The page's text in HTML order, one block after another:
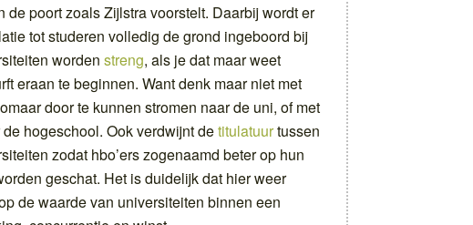
de poort zoals Zijlstra voorstelt. Daarbij wordt er
tot studeren volledig de grond ingeboord bij
worden streng, als je dat maar weet
eraan te beginnen. Want denk maar niet met
door te kunnen stromen naar de uni, of met
hogeschool. Ook verdwijnt detitulatuurtussen
zodat hbo’ers zogenaamd beter op hun
geschat. Het is duidelijk dat hier weer
de waarde van universiteiten binnen een